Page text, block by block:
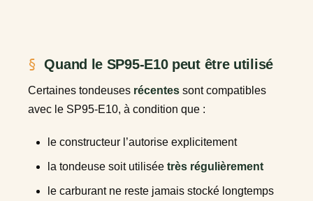
Quand le SP95-E10 peut être utilisé
Certaines tondeuses récentes sont compatibles
avec le SP95-E10, à condition que :
le constructeur l’autorise explicitement
la tondeuse soit utilisée très régulièrement
le carburant ne reste jamais stocké longtemps